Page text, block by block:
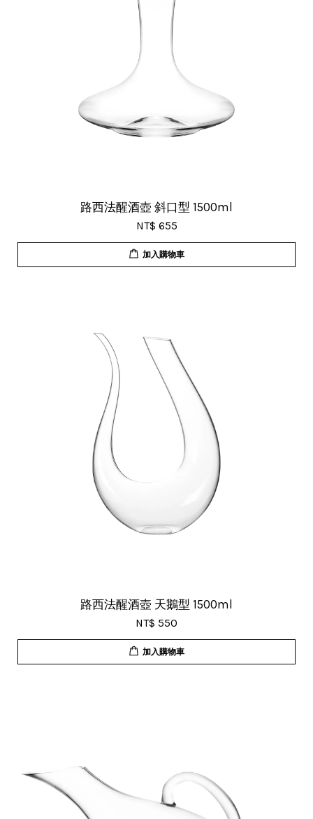
路西法醒酒壺 斜口型 1500ml
NT$ 655
加入購物車
路西法醒酒壺 天鵝型 1500ml
NT$ 550
加入購物車